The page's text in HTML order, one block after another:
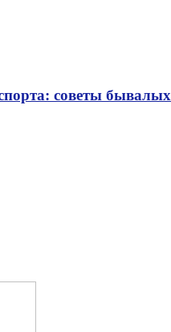
советы бывалых